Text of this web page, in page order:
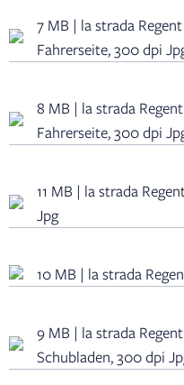
7 MB | la strada
Fahrerseite, 300 dpi
8 MB | la strada
Fahrerseite, 300 dpi
11 MB | la strada
Jpg
10 MB | la strada
9 MB | la strada
Schubladen, 300 dpi